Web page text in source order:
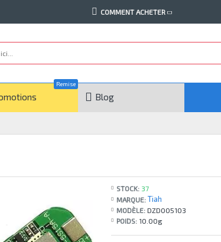
COMMENT ACHETER
Remise
Blog
STOCK: 37
MARQUE: Tiah
MODÈLE: DZD005103
POIDS: 10.00g